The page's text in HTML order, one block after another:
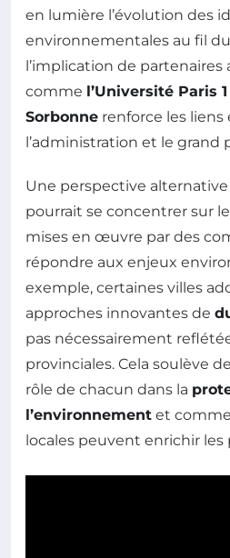
en lumière l’évolution des
environnementales au fil
l’implication de partenaires
comme l’Université Paris
Sorbonne renforce les
l’administration et le grand
Une perspective
pourrait se concentrer sur
mises en œuvre par des
répondre aux enjeux
exemple, certaines villes
approches innovantes de
pas nécessairement
provinciales. Cela soulève
rôle de chacun dans la
l’environnement et
locales peuvent enrichir les